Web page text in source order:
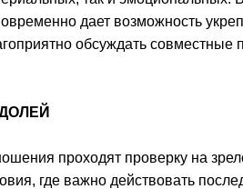
дает возможность
обсуждать совместные
проходят проверку на
где важно действовать